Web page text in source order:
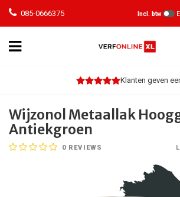
085-0666375 Incl. btw
Klanten geven
Wijzonol Metaallak
Antiekgroen
0 REVIEWS